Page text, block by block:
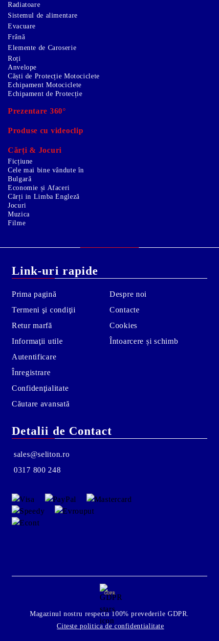
Radiatoare
Sistemul de alimentare
Evacuare
Frână
Elemente de Caroserie
Roți
Anvelope
Căști de Protecție Motociclete
Echipament Motociclete
Echipament de Protecție
Prezentare 360°
Produse cu videoclip
Cărți & Jocuri
Ficțiune
Cele mai bine vândute în
Bulgară
Economie și Afaceri
Cărți in Limba Engleză
Jocuri
Muzica
Filme
Link-uri rapide
Prima pagină
Termeni şi condiţii
Retur marfă
Informaţii utile
Autentificare
Înregistrare
Confidenţialitate
Căutare avansată
Despre noi
Contacte
Cookies
Întoarcere și schimb
Detalii de Contact
sales@seliton.ro
0317 800 248
GDPR
Magazinul nostru respecta 100% prevederile GDPR.
Citeste politica de confidentialitate